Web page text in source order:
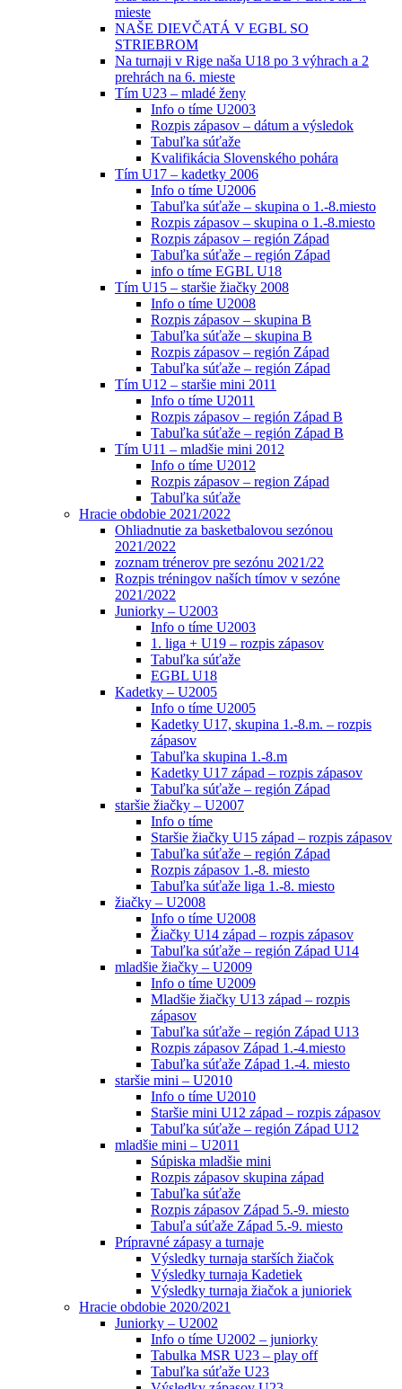
mieste
NAŠE DIEVČATÁ V EGBL SO
STRIEBROM
Na turnaji v Rige naša U18 po 3 výhrach a 2
prehrách na 6. mieste
Tím U23 – mladé ženy
Info o tíme U2003
Rozpis zápasov – dátum a výsledok
Tabuľka súťaže
Kvalifikácia Slovenského pohára
Tím U17 – kadetky 2006
Info o tíme U2006
Tabuľka súťaže – skupina o 1.-8.miesto
Rozpis zápasov – skupina o 1.-8.miesto
Rozpis zápasov – región Západ
Tabuľka súťaže – región Západ
info o tíme EGBL U18
Tím U15 – staršie žiačky 2008
Info o tíme U2008
Rozpis zápasov – skupina B
Tabuľka súťaže – skupina B
Rozpis zápasov – región Západ
Tabuľka súťaže – región Západ
Tím U12 – staršie mini 2011
Info o tíme U2011
Rozpis zápasov – región Západ B
Tabuľka súťaže – región Západ B
Tím U11 – mladšie mini 2012
Info o tíme U2012
Rozpis zápasov – region Západ
Tabuľka súťaže
Hracie obdobie 2021/2022
Ohliadnutie za basketbalovou sezónou
2021/2022
zoznam trénerov pre sezónu 2021/22
Rozpis tréningov naších tímov v sezóne
2021/2022
Juniorky – U2003
Info o tíme U2003
1. liga + U19 – rozpis zápasov
Tabuľka súťaže
EGBL U18
Kadetky – U2005
Info o tíme U2005
Kadetky U17, skupina 1.-8.m. – rozpis
zápasov
Tabuľka skupina 1.-8.m
Kadetky U17 západ – rozpis zápasov
Tabuľka súťaže – región Západ
staršie žiačky – U2007
Info o tíme
Staršie žiačky U15 západ – rozpis zápasov
Tabuľka súťaže – región Západ
Rozpis zápasov 1.-8. miesto
Tabuľka súťaže liga 1.-8. miesto
žiačky – U2008
Info o tíme U2008
Žiačky U14 západ – rozpis zápasov
Tabuľka súťaže – región Západ U14
mladšie žiačky – U2009
Info o tíme U2009
Mladšie žiačky U13 západ – rozpis
zápasov
Tabuľka súťaže – región Západ U13
Rozpis zápasov Západ 1.-4.miesto
Tabuľka súťaže Západ 1.-4. miesto
staršie mini – U2010
Info o tíme U2010
Staršie mini U12 západ – rozpis zápasov
Tabuľka súťaže – región Západ U12
mladšie mini – U2011
Súpiska mladšie mini
Rozpis zápasov skupina západ
Tabuľka súťaže
Rozpis zápasov Západ 5.-9. miesto
Tabuľa súťaže Západ 5.-9. miesto
Prípravné zápasy a turnaje
Výsledky turnaja starších žiačok
Výsledky turnaja Kadetiek
Výsledky turnaja žiačok a junioriek
Hracie obdobie 2020/2021
Juniorky – U2002
Info o tíme U2002 – juniorky
Tabulka MSR U23 – play off
Tabuľka súťaže U23